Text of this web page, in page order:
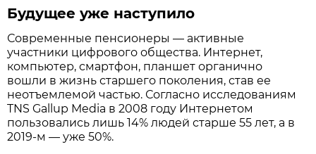
Будущее уже наступило
Современные пенсионеры — активные
участники цифрового общества. Интернет,
компьютер, смартфон, планшет органично
вошли в жизнь старшего поколения, став ее
неотъемлемой частью. Согласно исследованиям
TNS Gallup Media в 2008 году Интернетом
пользовались лишь 14% людей старше 55 лет, а в
2019-м — уже 50%.